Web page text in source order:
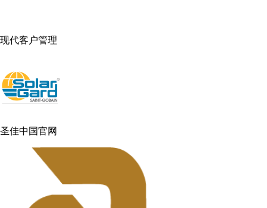
现代客户管理
圣佳中国官网